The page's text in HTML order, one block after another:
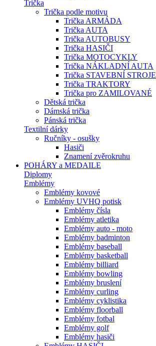
Trička
Trička podle motivu
Trička ARMÁDA
Trička AUTA
Trička AUTOBUSY
Trička HASIČI
Trička MOTOCYKLY
Trička NÁKLADNÍ AUTA
Trička STAVEBNÍ STROJE
Trička TRAKTORY
Trička pro ZAMILOVANÉ
Dětská trička
Dámská trička
Pánská trička
Textilní dárky
Ručníky - osušky
Hasiči
Znamení zvěrokruhu
POHÁRY a MEDAILE
Diplomy
Emblémy
Emblémy kovové
Emblémy UVHQ potisk
Emblémy čísla
Emblémy atletika
Emblémy auto - moto
Emblémy badminton
Emblémy baseball
Emblémy basketball
Emblémy billiard
Emblémy bowling
Emblémy bruslení
Emblémy curling
Emblémy cyklistika
Emblémy floorball
Emblémy fotbal
Emblémy golf
Emblémy hasiči